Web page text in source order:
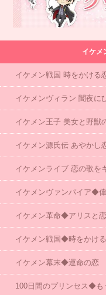
イケメ
イケメン戦国 時をかける
イケメンヴィラン 闇夜に
イケメン王子 美女と野獣
イケメン源氏伝 あやかし
イケメンライブ 恋の歌を
イケメンヴァンパイア◆
イケメン革命◆アリスと
イケメン戦国◆時をかけ
イケメン幕末◆運命の恋
100日間のプリンセス◆も